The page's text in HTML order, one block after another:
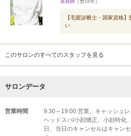
美容師 （歴16年）
【毛髪診断士・国家資格
い
このサロンのすべてのスタッフを見る
サロンデータ
営業時間
9:30～19:00 営業。キャッシュ
ヘッドスパ/小顔矯正、小顔特化
日、当日のキャンセルはキャン